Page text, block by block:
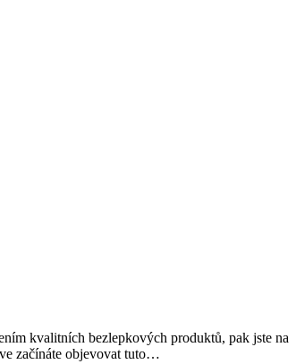
kvalitních bezlepkových produktů, pak jste na
začínáte objevovat tuto…